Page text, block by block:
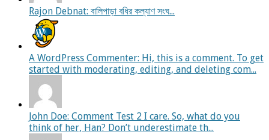
Rajon Debnat: বালিপাড়া বধির কল্যাণ সংঘ...
A WordPress Commenter: Hi, this is a comment. To get
started with moderating, editing, and deleting com...
John Doe: Comment Test 2 I care. So, what do you
think of her, Han? Don’t underestimate th...